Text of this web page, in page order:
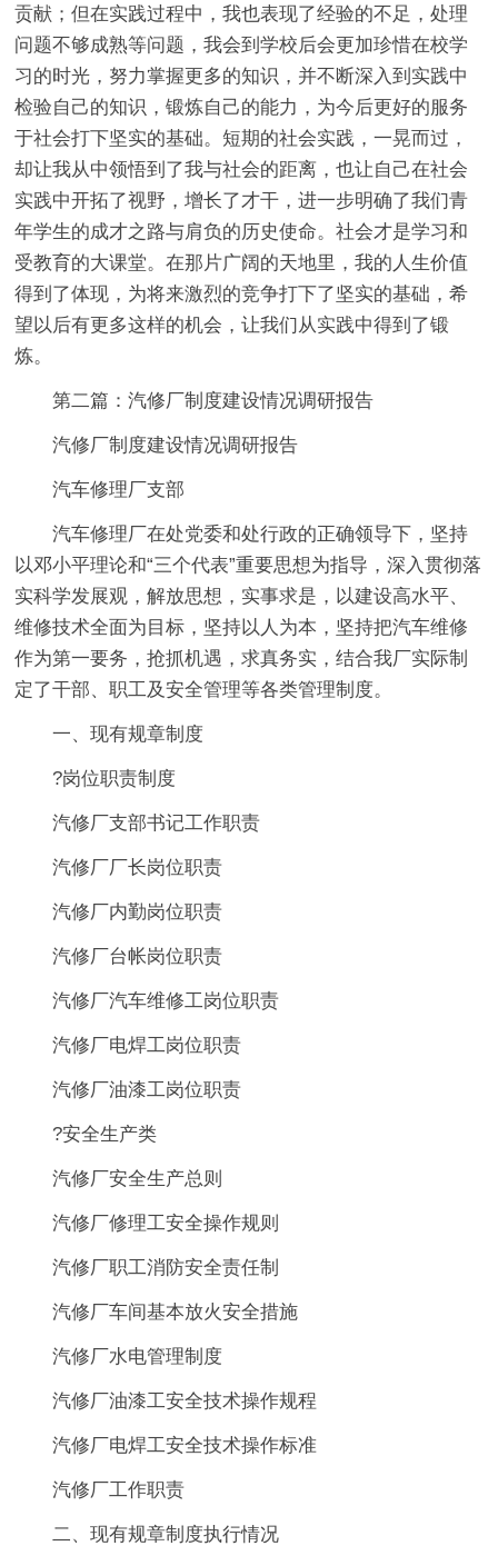
贡献；但在实践过程中，我也表现了经验的不足，处理
问题不够成熟等问题，我会到学校后会更加珍惜在校学
习的时光，努力掌握更多的知识，并不断深入到实践中
检验自己的知识，锻炼自己的能力，为今后更好的服务
于社会打下坚实的基础。短期的社会实践，一晃而过，
却让我从中领悟到了我与社会的距离，也让自己在社会
实践中开拓了视野，增长了才干，进一步明确了我们青
年学生的成才之路与肩负的历史使命。社会才是学习和
受教育的大课堂。在那片广阔的天地里，我的人生价值
得到了体现，为将来激烈的竞争打下了坚实的基础，希
望以后有更多这样的机会，让我们从实践中得到了锻
炼。
第二篇：汽修厂制度建设情况调研报告
汽修厂制度建设情况调研报告
汽车修理厂支部
汽车修理厂在处党委和处行政的正确领导下，坚持
以邓小平理论和“三个代表”重要思想为指导，深入贯彻落
实科学发展观，解放思想，实事求是，以建设高水平、
维修技术全面为目标，坚持以人为本，坚持把汽车维修
作为第一要务，抢抓机遇，求真务实，结合我厂实际制
定了干部、职工及安全管理等各类管理制度。
一、现有规章制度
?岗位职责制度
汽修厂支部书记工作职责
汽修厂厂长岗位职责
汽修厂内勤岗位职责
汽修厂台帐岗位职责
汽修厂汽车维修工岗位职责
汽修厂电焊工岗位职责
汽修厂油漆工岗位职责
?安全生产类
汽修厂安全生产总则
汽修厂修理工安全操作规则
汽修厂职工消防安全责任制
汽修厂车间基本放火安全措施
汽修厂水电管理制度
汽修厂油漆工安全技术操作规程
汽修厂电焊工安全技术操作标准
汽修厂工作职责
二、现有规章制度执行情况